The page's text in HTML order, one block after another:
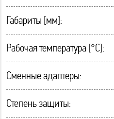
Габариты [мм]:
Рабочая температура [°C]:
Сменные адаптеры:
Степень защиты: